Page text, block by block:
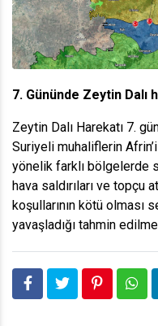
7. Gününde Zeytin Dalı
Zeytin Dalı Harekatı 7.
Suriyeli muhaliflerin
yönelik farklı bölgelerde
hava saldırıları ve topçu
koşullarının kötü olması
yavaşladığı tahmin